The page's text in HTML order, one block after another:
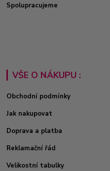
Spolupracujeme
VŠE O NÁKUPU :
Obchodní podmínky
Jak nakupovat
Doprava a platba
Reklamační řád
Velikostní tabulky